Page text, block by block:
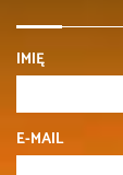
IMIĘ
E-MAIL